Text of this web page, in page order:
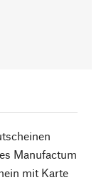
Manufactum
mit Karte